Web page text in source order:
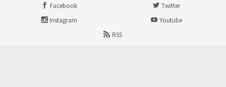
Facebook
Twitter
Instagram
Youtube
RSS